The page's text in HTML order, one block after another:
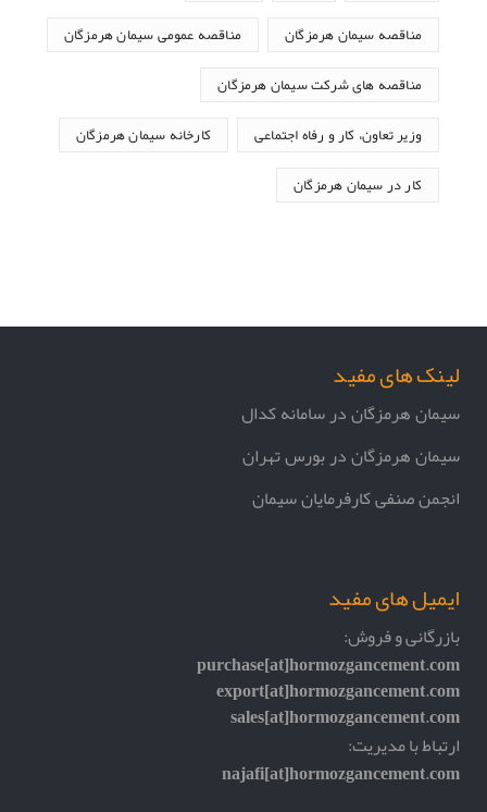
مناقصه سیمان هرمزگان مناقصه عمومی سیمان هرمزگان
مناقصه های شرکت سیمان هرمزگان
وزیر تعاون، کار و رفاه اجتماعی کارخانه سیمان هرمزگان
کار در سیمان هرمزگان
لینک های مفید
سیمان هرمزگان در سامانه کدال
سیمان هرمزگان در بورس تهران
انجمن صنفی کارفرمایان سیمان
ایمیل های مفید
بازرگانی و فروش:
purchase[at]hormozgancement.com
export[at]hormozgancement.com
sales[at]hormozgancement.com
ارتباط با مدیریت:
najafi[at]hormozgancement.com